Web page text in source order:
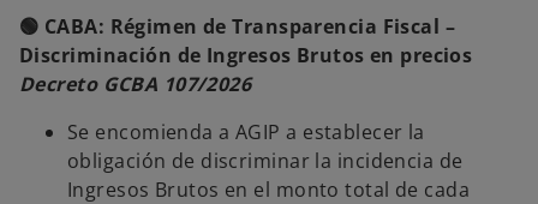
🟢 CABA: Régimen de Transparencia Fiscal –
Discriminación de Ingresos Brutos en precios
Decreto GCBA 107/2026
Se encomienda a AGIP a establecer la
obligación de discriminar la incidencia de
Ingresos Brutos en el monto total de cada